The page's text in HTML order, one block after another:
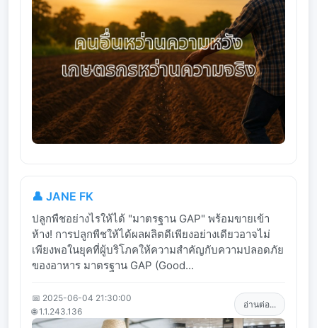
👤 JANE FK
ปลูกพืชอย่างไรให้ได้ "มาตรฐาน GAP" พร้อมขายเข้า
ห้าง! การปลูกพืชให้ได้ผลผลิตดีเพียงอย่างเดียวอาจไม่
เพียงพอในยุคที่ผู้บริโภคให้ความสำคัญกับความปลอดภัย
ของอาหาร มาตรฐาน GAP (Good...
📅 2025-06-04 21:30:00
🌐 1.1.243.136
อ่านต่อ...